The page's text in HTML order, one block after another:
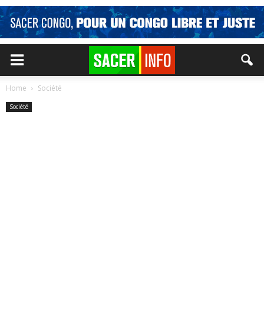
Home Société
Société